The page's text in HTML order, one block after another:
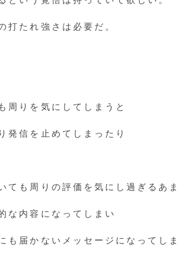
打たれ強さは必要だ。
周りを気にしてしまうと
発信を止めてしまったり
ても周りの評価を気にし過ぎるあま
な内容になってしまい
も届かないメッセージになってしま